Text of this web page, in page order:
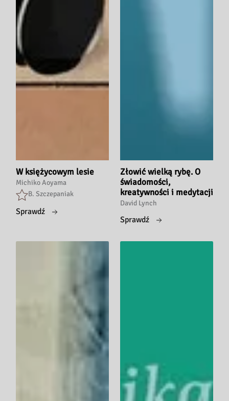
W księżycowym lesie
Michiko Aoyama
B. Szczepaniak
Sprawdź
Złowić wielką rybę. O
świadomości,
kreatywności i medytacji
David Lynch
Sprawdź